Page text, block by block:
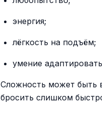
энергия;
лёгкость на подъём;
умение
Сложность может быть
бросить слишком